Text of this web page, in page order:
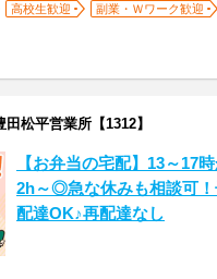
高校生歓迎
副業・Ｗワーク歓迎
松平営業所【1312】
【お弁当の宅配】13～17
2h～◎急な休みも相談可！
配達OK♪再配達なし